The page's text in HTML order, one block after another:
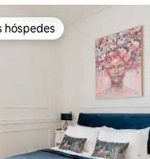
preferidos dos hóspedes
hóspedes